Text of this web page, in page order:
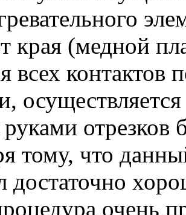
края (медной
всех контактов
отрезков
тому, что
достаточно
очень